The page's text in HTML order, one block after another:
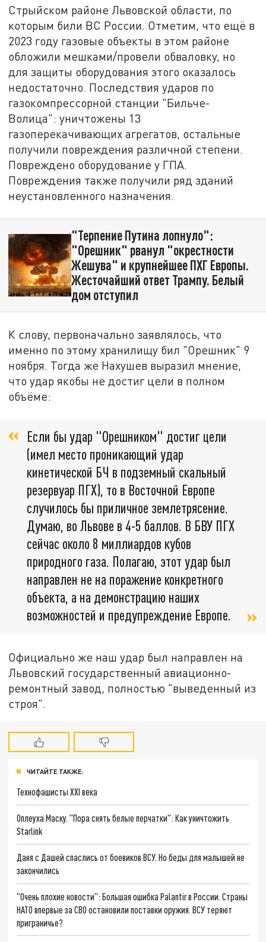
Стрыйском районе Львовской области, по
которым били ВС России. Отметим, что ещё в
2023 году газовые объекты в этом районе
обложили мешками/провели обваловку, но
для защиты оборудования этого оказалось
недостаточно. Последствия ударов по
газокомпрессорной станции "Бильче-
Волица": уничтожены 13
газоперекачивающих агрегатов, остальные
получили повреждения различной степени.
Повреждено оборудование у ГПА.
Повреждения также получили ряд зданий
неустановленного назначения.
"Терпение Путина лопнуло":
"Орешник" рванул "окрестности
Жешува" и крупнейшее ПХГ Европы.
Жесточайший ответ Трампу. Белый
дом отступил
К слову, первоначально заявлялось, что
именно по этому хранилищу бил "Орешник" 9
ноября. Тогда же Нахушев выразил мнение,
что удар якобы не достиг цели в полном
объёме:
Если бы удар "Орешником" достиг цели
(имел место проникающий удар
кинетической БЧ в подземный скальный
резервуар ПГХ), то в Восточной Европе
случилось бы приличное землетрясение.
Думаю, во Львове в 4-5 баллов. В БВУ ПГХ
сейчас около 8 миллиардов кубов
природного газа. Полагаю, этот удар был
направлен не на поражение конкретного
объекта, а на демонстрацию наших
возможностей и предупреждение Европе.
Официально же наш удар был направлен на
Львовский государственный авиационно-
ремонтный завод, полностью "выведенный из
строя".
ЧИТАЙТЕ ТАКЖЕ:
Технофашисты XXI века
Оплеуха Маску. "Пора снять белые перчатки": Как уничтожить
Starlink
Даня с Дашей спаслись от боевиков ВСУ. Но беды для малышей не
закончились
"Очень плохие новости": Большая ошибка Palantir в России. Страны
НАТО впервые за СВО остановили поставки оружия. ВСУ теряют
приграничье?